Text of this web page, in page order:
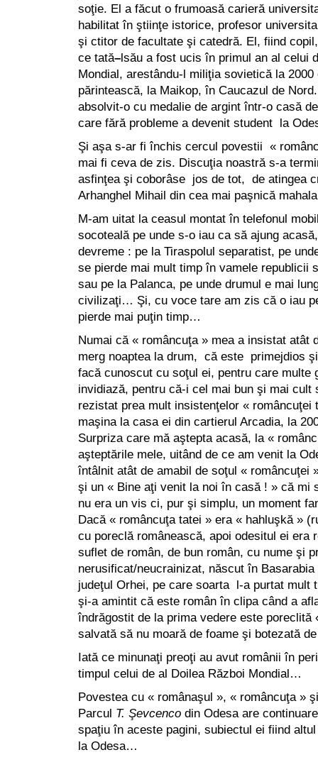
soţie. El a făcut o frumoasă carieră
habilitat în ştiinţe istorice, profesor
şi ctitor de facultate şi catedră. El, fiind
ce tată–lsău a fost ucis în primul an al celui
Mondial, arestându-l miliţia sovietică la
părintească, la Maikop, în Caucazul de
absolvit-o cu medalie de argint într-o casă
care fără probleme a devenit student la
Şi aşa s-ar fi închis cercul povestii «
mai fi ceva de zis. Discuţia noastră s-a
asfinţea şi coborâse jos de tot, de atingea
Arhanghel Mihail din cea mai paşnică
M-am uitat la ceasul montat în telefonul
socoteală pe unde s-o iau ca să ajung
devreme : pe la Tiraspolul separatist, pe
se pierde mai mult timp în vamele republicii
sau pe la Palanca, pe unde drumul e mai
civilizaţi… Şi, cu voce tare am zis că o iau
pierde mai puţin timp…
Numai că « româncuţa » mea a insistat atât
merg noaptea la drum, că este primejdios
facă cunoscut cu soţul ei, pentru care multe
invidiază, pentru că-i cel mai bun şi mai
rezistat prea mult insistenţelor « româncuţei
maşina la casa ei din cartierul Arcadia, la
Surpriza care mă aştepta acasă, la «
aşteptările mele, uitând de ce am venit la
întâlnit atât de amabil de soţul « româncuţei
şi un « Bine aţi venit la noi în casă ! » că
nu era un vis ci, pur şi simplu, un moment
Dacă « româncuţa tatei » era « hahluşkă »
cu poreclă românească, apoi odesitul ei era
suflet de român, de bun român, cu nume şi
nerusificat/neucrainizat, născut în
judeţul Orhei, pe care soarta l-a purtat mult
şi-a amintit că este român în clipa când a
îndrăgostit de la prima vedere este poreclită
salvată să nu moară de foame şi botezată
Iată ce minunaţi preoţi au avut românii în
timpul celui de al Doilea Război Mondial…
Povestea cu « românaşul », « româncuţa »
Parcul T. Şevcenco din Odesa are
spaţiu în aceste pagini, subiectul ei fiind
la Odesa…